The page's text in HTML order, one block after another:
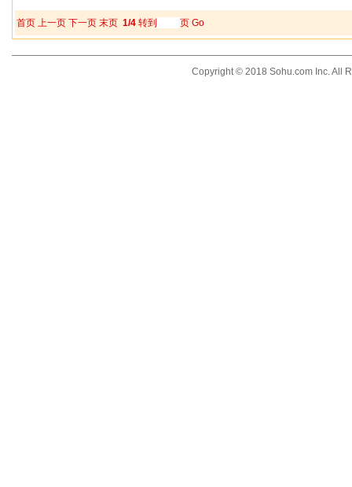
首页 上一页 下一页 末页 1/4转到 页 Go
Copyright © 2018 Sohu.com Inc. All